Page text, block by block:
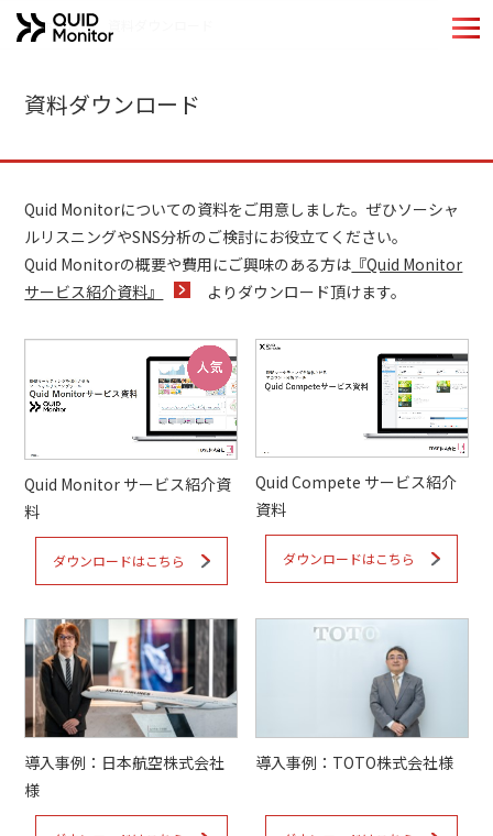
導入事例
分析手法
QUIDブランドのご紹介
お役立ちコンテンツ
トレンドレポート
マーケコラム
ログイン
お問い合わせ 資料ダウンロード
ホーム
資料ダウンロード
Quid Monitorについての資料をご用意しました。ぜひソーシャ
ルリスニングやSNS分析のご検討にお役立てください。
Quid Monitorの概要や費用にご興味のある方は 『Quid Monitor
サービス紹介資料』
よりダウンロード頂けます。
Quid Monitor サービス紹介資
料
ダウンロードはこちら
Quid Compete サービス紹介
資料
ダウンロードはこちら
導入事例：日本航空株式会社
様
導入事例：TOTO株式会社様